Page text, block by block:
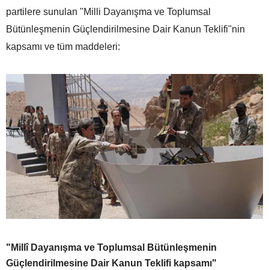
partilere sunulan "Milli Dayanışma ve Toplumsal
Bütünleşmenin Güçlendirilmesine Dair Kanun Teklifi"nin
kapsamı ve tüm maddeleri:
"Millî Dayanışma ve Toplumsal Bütünleşmenin
Güçlendirilmesine Dair Kanun Teklifi kapsamı"